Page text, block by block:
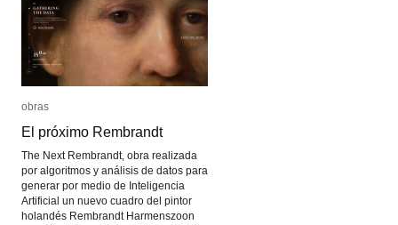
obras
El próximo Rembrandt
The Next Rembrandt, obra realizada
por algoritmos y análisis de datos para
generar por medio de Inteligencia
Artificial un nuevo cuadro del pintor
holandés Rembrandt Harmenszoon
obras
El próximo Rembrandt